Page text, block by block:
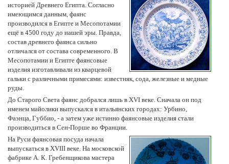
историей Древнего Египта. Согласно
имеющимся данным, фаянс
производился в Египте и Месопотамии
ещё в 4500 году до нашей эры. Правда,
состав древнего фаянса сильно
отличался от состава современного. В
Месопотамии и Египте фаянсовые
изделия изготавливали из кварцевой
гальки с различными примесями: известняк, сода, железные и медные
руды.
До Старого Света фаянс добрался лишь в XVI веке. Сначала он под
именем майолики выпускался в итальянских городах: Урбино,
Фаэнца, Губбио, - а затем уже истинно фаянсовые изделия стали
производиться в Сен-Порше во Франции.
На Руси фаянсовая посуда начала
выпускаться в XVIII веке. На московской
фабрике А. К. Гребенщикова мастера